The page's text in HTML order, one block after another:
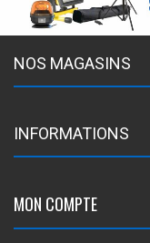
NOS MAGASINS
INFORMATIONS
MON COMPTE